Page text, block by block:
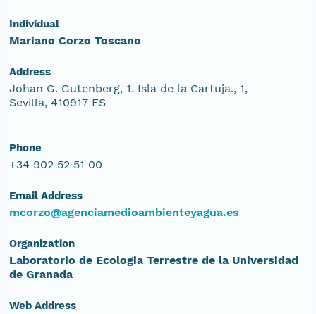
Individual
Mariano Corzo Toscano
Address
Johan G. Gutenberg, 1. Isla de la Cartuja., 1,
Sevilla, 410917 ES
Phone
+34 902 52 51 00
Email Address
mcorzo@agenciamedioambienteyagua.es
Organization
Laboratorio de Ecologia Terrestre de la Universidad
de Granada
Web Address